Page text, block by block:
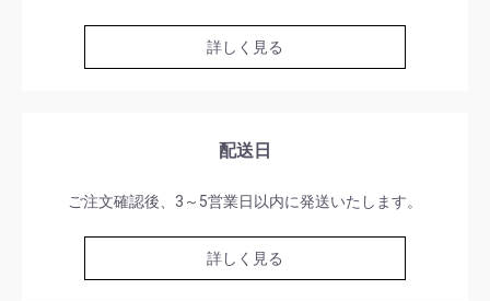
詳しく見る
配送日
ご注文確認後、3～5営業日以内に発送いたします。
詳しく見る